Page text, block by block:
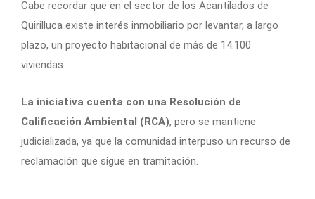
Cabe recordar que en el sector de los Acantilados de
Quirilluca existe interés inmobiliario por levantar, a largo
plazo, un proyecto habitacional de más de 14.100
viviendas
La iniciativa cuenta con una Resolución de
Calificación Ambiental (RCA), pero se mantiene
judicializada, ya que la comunidad interpuso un recurso de
reclamación que sigue en tramitación